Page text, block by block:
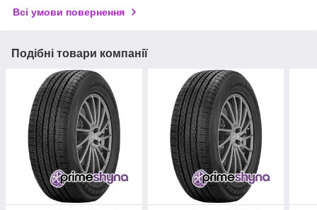
Всі умови повернення
Подібні товари компанії